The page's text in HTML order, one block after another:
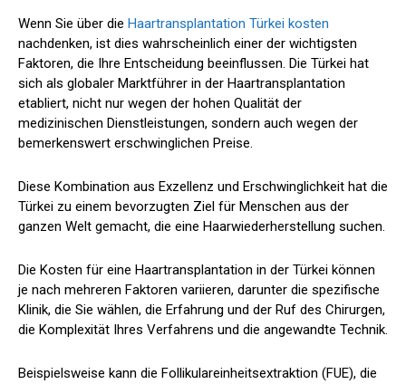
Wenn Sie über die Haartransplantation Türkei kosten
nachdenken, ist dies wahrscheinlich einer der wichtigsten
Faktoren, die Ihre Entscheidung beeinflussen. Die Türkei hat
sich als globaler Marktführer in der Haartransplantation
etabliert, nicht nur wegen der hohen Qualität der
medizinischen Dienstleistungen, sondern auch wegen der
bemerkenswert erschwinglichen Preise.
Diese Kombination aus Exzellenz und Erschwinglichkeit hat die
Türkei zu einem bevorzugten Ziel für Menschen aus der
ganzen Welt gemacht, die eine Haarwiederherstellung suchen.
Die Kosten für eine Haartransplantation in der Türkei können
je nach mehreren Faktoren variieren, darunter die spezifische
Klinik, die Sie wählen, die Erfahrung und der Ruf des Chirurgen,
die Komplexität Ihres Verfahrens und die angewandte Technik.
Beispielsweise kann die Follikulareinheitsextraktion (FUE), die